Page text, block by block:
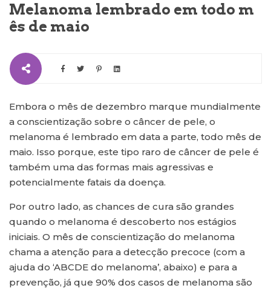
Melanoma lembrado em todo m
ês de maio
Embora o mês de dezembro marque mundialmente
a conscientização sobre o câncer de pele, o
melanoma é lembrado em data a parte, todo mês de
maio. Isso porque, este tipo raro de câncer de pele é
também uma das formas mais agressivas e
potencialmente fatais da doença.
Por outro lado, as chances de cura são grandes
quando o melanoma é descoberto nos estágios
iniciais. O mês de conscientização do melanoma
chama a atenção para a detecção precoce (com a
ajuda do ‘ABCDE do melanoma’, abaixo) e para a
prevenção, já que 90% dos casos de melanoma são